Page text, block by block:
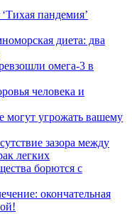
пандемия’
диета: два
омега-3 в
человека и
могут угрожать вашему
зазора между
легких
борются с
окончательная